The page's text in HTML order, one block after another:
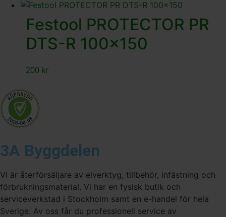
Festool PROTECTOR PR
DTS-R 100×150
200 kr
3A Byggdelen
Vi är återförsäljare av elverktyg, tillbehör, infästning och
förbrukningsmaterial. Vi har en fysisk butik och
serviceverkstad i Stockholm samt en e-handel för hela
Sverige. Av oss får du professionell service av